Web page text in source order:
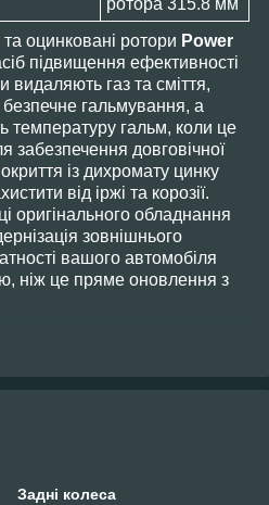
оцинковані ротори Power
підвищення ефективності
видаляють газ та сміття,
гальмування, а
температуру гальм, коли це
забезпечення довговічної
із дихромату цинку
від іржі та корозії.
оригінального обладнання
зовнішнього
вашого автомобіля
ніж це пряме оновлення з
Задні колеса